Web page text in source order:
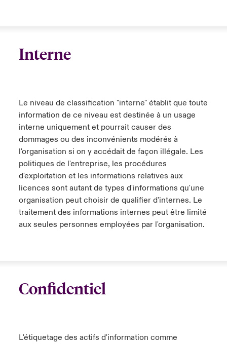
Interne
Le niveau de classification "interne" établit que toute
information de ce niveau est destinée à un usage
interne uniquement et pourrait causer des
dommages ou des inconvénients modérés à
l'organisation si on y accédait de façon illégale. Les
politiques de l'entreprise, les procédures
d'exploitation et les informations relatives aux
licences sont autant de types d'informations qu'une
organisation peut choisir de qualifier d'internes. Le
traitement des informations internes peut être limité
aux seules personnes employées par l'organisation.
Confidentiel
L'étiquetage des actifs d'information comme